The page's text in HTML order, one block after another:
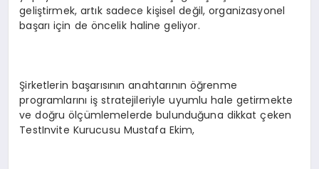
geliştirmek, artık sadece kişisel değil, organizasyonel
başarı için de öncelik haline geliyor.
Şirketlerin başarısının anahtarının öğrenme
programlarını iş stratejileriyle uyumlu hale getirmekte
ve doğru ölçümlemelerde bulunduğuna dikkat çeken
TestInvite Kurucusu Mustafa Ekim,